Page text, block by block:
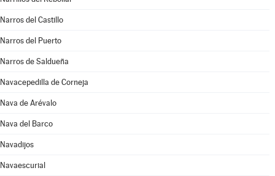
Narros del Castillo
Narros del Puerto
Narros de Saldueña
Navacepedilla de Corneja
Nava de Arévalo
Nava del Barco
Navadijos
Navaescurial